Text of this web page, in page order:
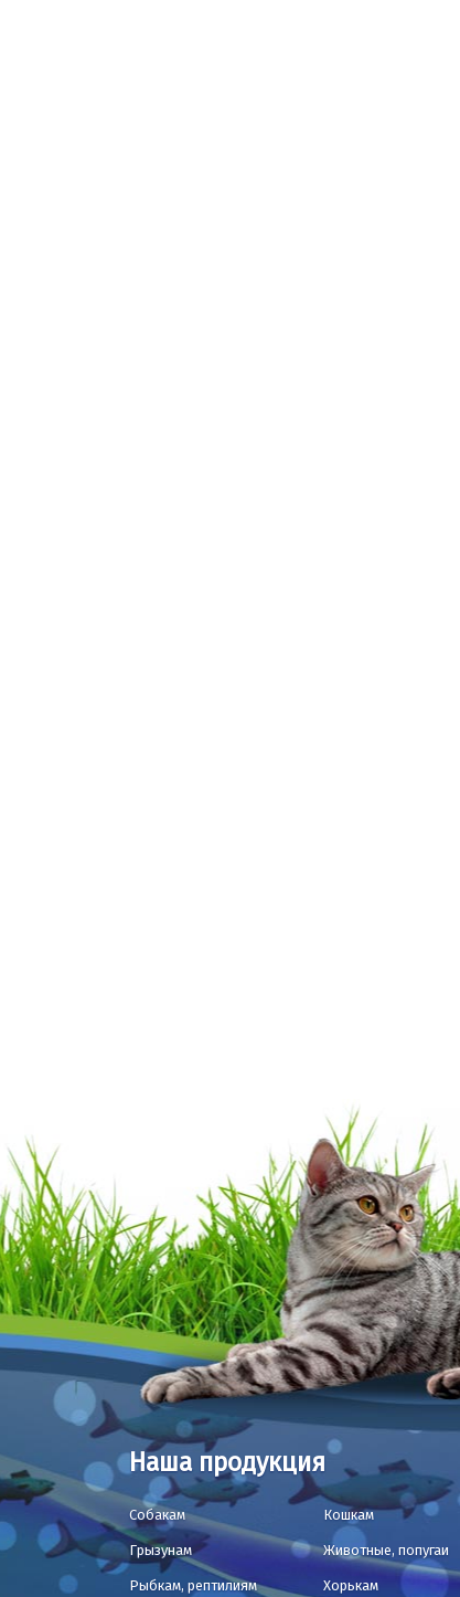
Наша продукция
Собакам Кошкам
Грызунам Животные, попугаи
Рыбкам, рептилиям Хорькам